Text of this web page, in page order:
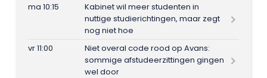
ma 10:15
Kabinet wil meer studenten in
nuttige studierichtingen, maar zegt
nog niet hoe
vr 11:00
Niet overal code rood op Avans:
sommige afstudeerzittingen gingen
wel door